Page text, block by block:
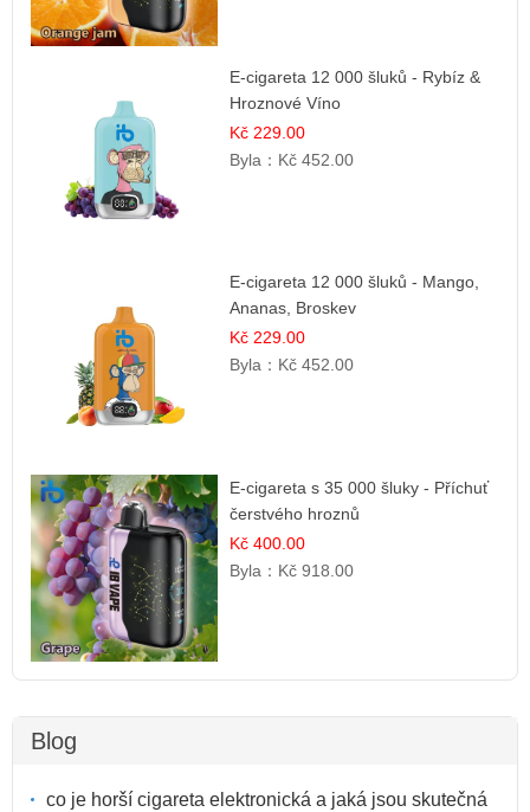
E-cigareta 12 000 šluků - Rybíz &
Hroznové Víno
Kč 229.00
Byla： Kč 452.00
E-cigareta 12 000 šluků - Mango,
Ananas, Broskev
Kč 229.00
Byla： Kč 452.00
E-cigareta s 35 000 šluky - Příchuť
čerstvého hroznů
Kč 400.00
Byla： Kč 918.00
Blog
co je horší cigareta elektronická a jaká jsou skutečná